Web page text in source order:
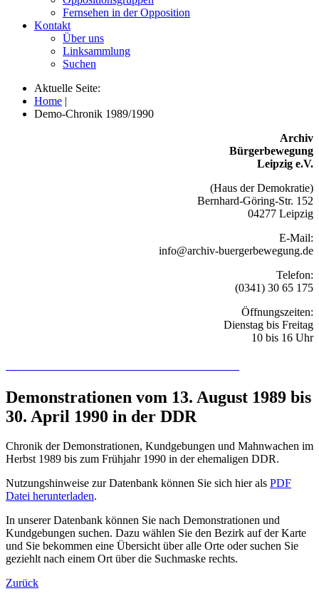
Fernsehen in der Opposition
Kontakt
Über uns
Linksammlung
Suchen
Aktuelle Seite:
Home |
Demo-Chronik 1989/1990
Archiv
Bürgerbewegung
Leipzig e.V.
(Haus der Demokratie)
Bernhard-Göring-Str. 152
04277 Leipzig
E-Mail:
info@archiv-buergerbewegung.de
Telefon:
(0341) 30 65 175
Öffnungszeiten:
Dienstag bis Freitag
10 bis 16 Uhr
Demonstrationen vom 13. August 1989 bis
30. April 1990 in der DDR
Chronik der Demonstrationen, Kundgebungen und Mahnwachen im
Herbst 1989 bis zum Frühjahr 1990 in der ehemaligen DDR.
Nutzungshinweise zur Datenbank können Sie sich hier als PDF
Datei herunterladen.
In unserer Datenbank können Sie nach Demonstrationen und
Kundgebungen suchen. Dazu wählen Sie den Bezirk auf der Karte
und Sie bekommen eine Übersicht über alle Orte oder suchen Sie
geziehlt nach einem Ort über die Suchmaske rechts.
Zurück